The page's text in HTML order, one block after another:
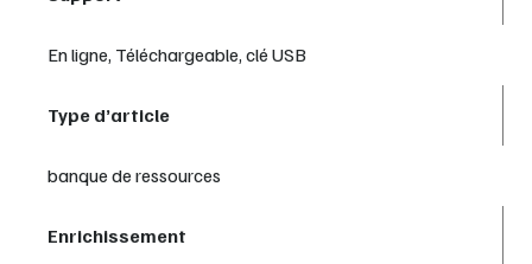
En ligne, Téléchargeable, clé USB
Type d’article
banque de ressources
Enrichissement